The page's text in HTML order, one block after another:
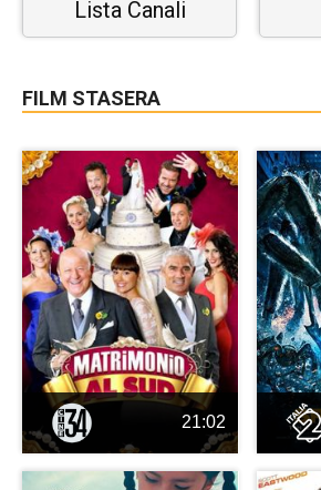
Lista Canali
FILM STASERA
21:02